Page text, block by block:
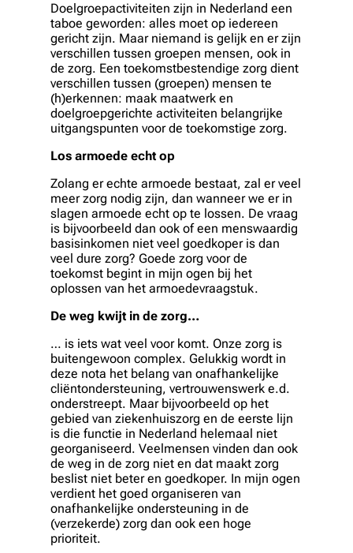
Doelgroepactiviteiten zijn in Nederland een
taboe geworden: alles moet op iedereen
gericht zijn. Maar niemand is gelijk en er zijn
verschillen tussen groepen mensen, ook in
de zorg. Een toekomstbestendige zorg dient
verschillen tussen (groepen) mensen te
(h)erkennen: maak maatwerk en
doelgroepgerichte activiteiten belangrijke
uitgangspunten voor de toekomstige zorg.
Los armoede echt op
Zolang er echte armoede bestaat, zal er veel
meer zorg nodig zijn, dan wanneer we er in
slagen armoede echt op te lossen. De vraag
is bijvoorbeeld dan ook of een menswaardig
basisinkomen niet veel goedkoper is dan
veel dure zorg? Goede zorg voor de
toekomst begint in mijn ogen bij het
oplossen van het armoedevraagstuk.
De weg kwijt in de zorg…
… is iets wat veel voor komt. Onze zorg is
buitengewoon complex. Gelukkig wordt in
deze nota het belang van onafhankelijke
cliëntondersteuning, vertrouwenswerk e.d.
onderstreept. Maar bijvoorbeeld op het
gebied van ziekenhuiszorg en de eerste lijn
is die functie in Nederland helemaal niet
georganiseerd. Veelmensen vinden dan ook
de weg in de zorg niet en dat maakt zorg
beslist niet beter en goedkoper. In mijn ogen
verdient het goed organiseren van
onafhankelijke ondersteuning in de
(verzekerde) zorg dan ook een hoge
prioriteit.